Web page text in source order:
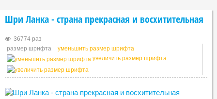
Шри Ланка - страна прекрасная и восхитительная
36774 раз
размер шрифта
уменьшить размер шрифта
увеличить размер шрифта